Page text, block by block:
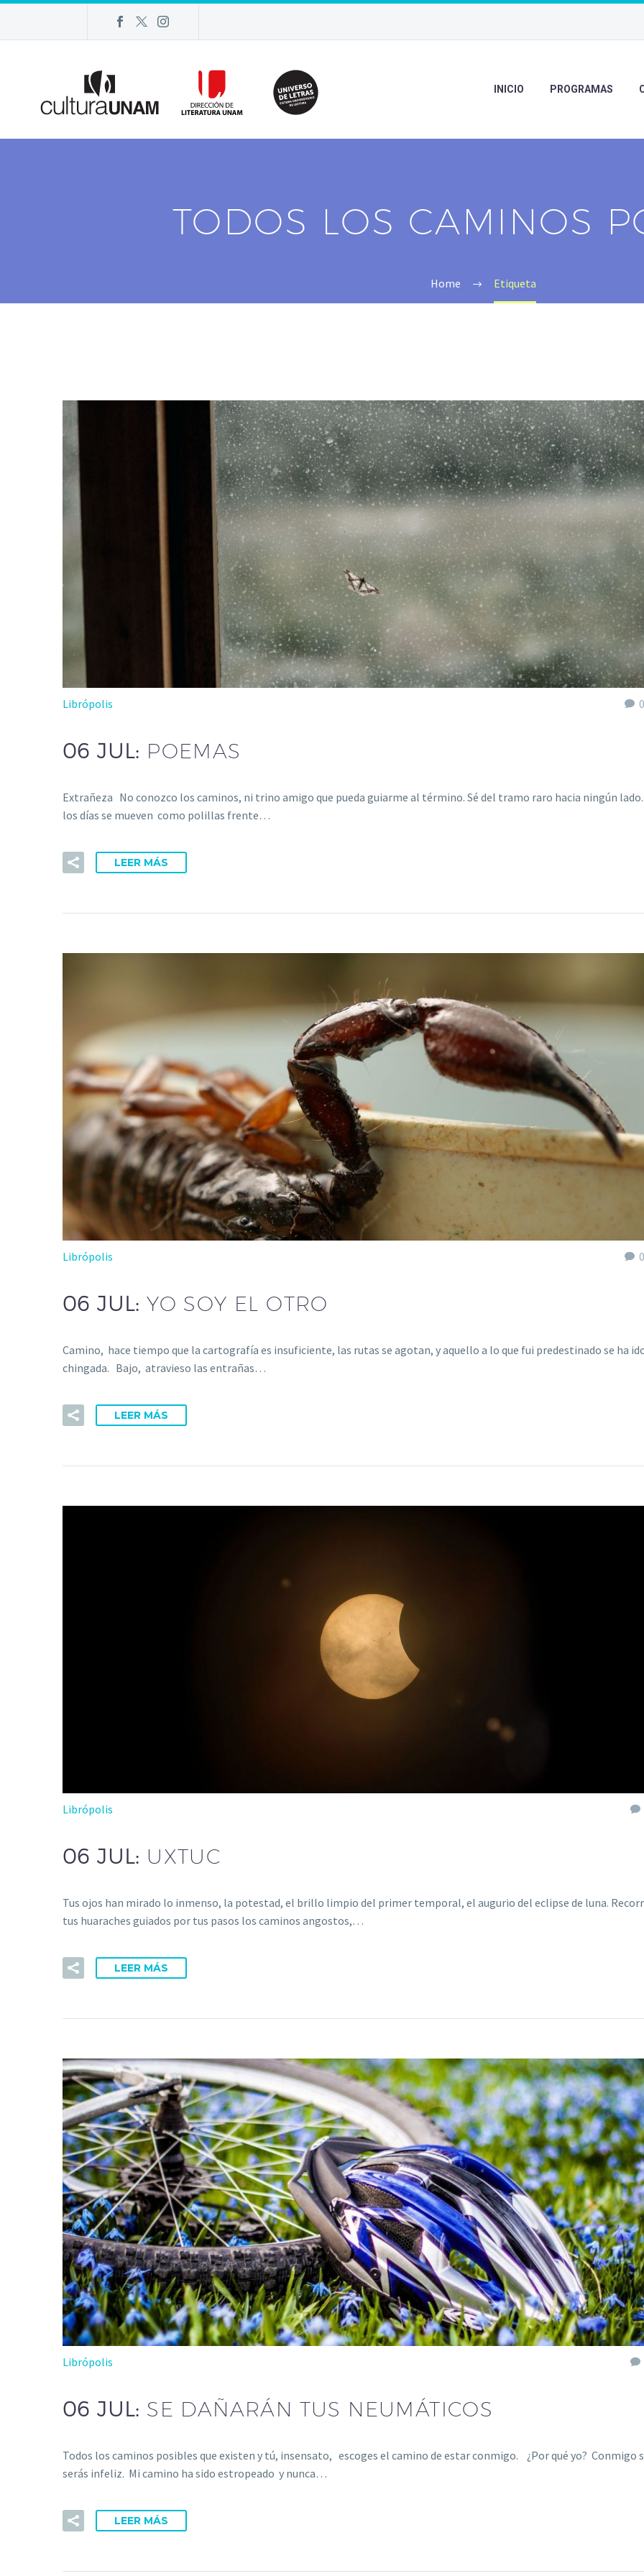
INICIO PROGRAMAS
TODOS LOS CAMINOS
Home Etiqueta
0
Librópolis
06 JUL: POEMAS
Extrañeza No conozco los caminos, ni trino amigo que pueda guiarme al término. Sé del tramo raro hacia ningún lado.
los días se mueven como polillas frente…
LEER MÁS
0
Librópolis
06 JUL:YO SOY EL OTRO
Camino, hace tiempo que la cartografía es insuficiente, las rutas se agotan, y aquello a lo que fui predestinado se ha
chingada. Bajo, atravieso las entrañas…
LEER MÁS
Librópolis
06 JUL: UXTUC
Tus ojos han mirado lo inmenso, la potestad, el brillo limpio del primer temporal, el augurio del eclipse de luna.
tus huaraches guiados por tus pasos los caminos angostos,…
LEER MÁS
Librópolis
06 JUL: SE DAÑARÁN TUS NEUMÁTICOS
Todos los caminos posibles que existen y tú, insensato, escoges el camino de estar conmigo. ¿Por qué yo? Conmigo
serás infeliz. Mi camino ha sido estropeado y nunca…
LEER MÁS